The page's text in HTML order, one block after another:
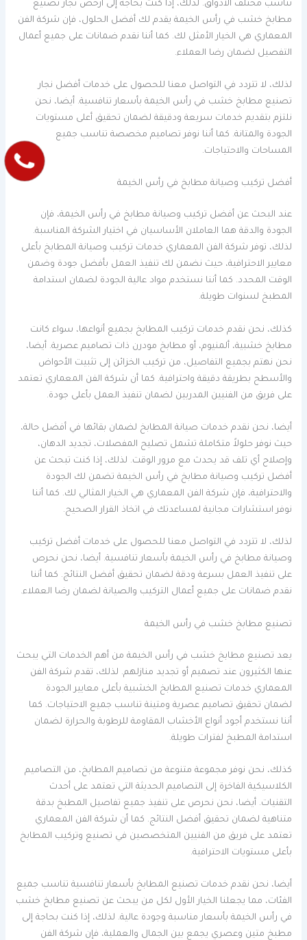
تناسب مختلف الأذواق. لذلك، إذا كنت بحاجة إلى أرخص نجار تصنيع
مطابخ خشب في رأس الخيمة يقدم لك أفضل الحلول، فإن شركة الفن
المعماري هي الخيار الأمثل لك. كما أننا نقدم ضمانات على جميع أعمال
التفصيل لضمان رضا العملاء.
لذلك، لا تتردد في التواصل معنا للحصول على خدمات أفضل نجار
تصنيع مطابخ خشب في رأس الخيمة بأسعار تنافسية. أيضا، نحن
نلتزم بتقديم خدمات سريعة ودقيقة لضمان تحقيق أعلى مستويات
الجودة والمتانة. كما أننا نوفر تصاميم مخصصة تناسب جميع
المساحات والاحتياجات.
أفضل تركيب وصيانة مطابخ في رأس الخيمة
عند البحث عن أفضل تركيب وصيانة مطابخ في رأس الخيمة، فإن
الجودة والدقة هما العاملان الأساسيان في اختيار الشركة المناسبة.
لذلك، توفر شركة الفن المعماري خدمات تركيب وصيانة المطابخ بأعلى
معايير الاحترافية، حيث نضمن لك تنفيذ العمل بأفضل جودة وضمن
الوقت المحدد. كما أننا نستخدم مواد عالية الجودة لضمان استدامة
المطبخ لسنوات طويلة.
كذلك، نحن نقدم خدمات تركيب المطابخ بجميع أنواعها، سواء كانت
مطابخ خشبية، ألمنيوم، أو مطابخ مودرن ذات تصاميم عصرية. أيضا،
نحن نهتم بجميع التفاصيل، من تركيب الخزائن إلى تثبيت الأحواض
والأسطح بطريقة دقيقة واحترافية. كما أن شركة الفن المعماري تعتمد
على فريق من الفنيين المدربين لضمان تنفيذ العمل بأعلى جودة.
أيضا، نحن نقدم خدمات صيانة المطابخ لضمان بقائها في أفضل حالة،
حيث نوفر حلولاً متكاملة تشمل تصليح المفصلات، تجديد الدهان،
وإصلاح أي تلف قد يحدث مع مرور الوقت. لذلك، إذا كنت تبحث عن
أفضل تركيب وصيانة مطابخ في رأس الخيمة تضمن لك الجودة
والاحترافية، فإن شركة الفن المعماري هي الخيار المثالي لك. كما أننا
نوفر استشارات مجانية لمساعدتك في اتخاذ القرار الصحيح.
لذلك، لا تتردد في التواصل معنا للحصول على خدمات أفضل تركيب
وصيانة مطابخ في رأس الخيمة بأسعار تنافسية. أيضا، نحن نحرص
على تنفيذ العمل بسرعة ودقة لضمان تحقيق أفضل النتائج. كما أننا
نقدم ضمانات على جميع أعمال التركيب والصيانة لضمان رضا العملاء.
تصنيع مطابخ خشب في رأس الخيمة
يعد تصنيع مطابخ خشب في رأس الخيمة من أهم الخدمات التي يبحث
عنها الكثيرون عند تصميم أو تجديد منازلهم. لذلك، تقدم شركة الفن
المعماري خدمات تصنيع المطابخ الخشبية بأعلى معايير الجودة
لضمان تحقيق تصاميم عصرية ومتينة تناسب جميع الاحتياجات. كما
أننا نستخدم أجود أنواع الأخشاب المقاومة للرطوبة والحرارة لضمان
استدامة المطبخ لفترات طويلة.
كذلك، نحن نوفر مجموعة متنوعة من تصاميم المطابخ، من التصاميم
الكلاسيكية الفاخرة إلى التصاميم الحديثة التي تعتمد على أحدث
التقنيات. أيضا، نحن نحرص على تنفيذ جميع تفاصيل المطبخ بدقة
متناهية لضمان تحقيق أفضل النتائج. كما أن شركة الفن المعماري
تعتمد على فريق من الفنيين المتخصصين في تصنيع وتركيب المطابخ
بأعلى مستويات الاحترافية.
أيضا، نحن نقدم خدمات تصنيع المطابخ بأسعار تنافسية تناسب جميع
الفئات، مما يجعلنا الخيار الأول لكل من يبحث عن تصنيع مطابخ خشب
في رأس الخيمة بأسعار مناسبة وجودة عالية. لذلك، إذا كنت بحاجة إلى
مطبخ متين وعصري يجمع بين الجمال والعملية، فإن شركة الفن